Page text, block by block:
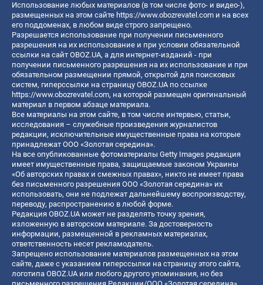
Использование любых материалов (в том числе фото- и видео-),
размещенных на этом сайте https://www.obozrevatel.com и на всех
его поддоменах, в любом виде строго запрещено.
Разрешается использование при получении письменного
разрешения на их использование и при условии обязательной
ссылки на сайт OBOZ.UA, а для интернет-изданий - при
получении письменного разрешения на их использование и при
обязательном размещении прямой, открытой для поисковых
систем, гиперссылки на страницу OBOZ.UA по ссылке
https://www.obozrevatel.com, на которой размещен оригинальный
материал в первом абзаце материала.
Все материалы на этом сайте, в том числе интервью, статьи,
исследования – служебные произведения журналистов
редакции, исключительные имущественные права на которые
принадлежат ООО «Золотая середина».
На все опубликованные фотоматериалы Getty Images редакция
имеет имущественные права, защищаемые законом Украины
«Об авторских правах и смежных правах», никто не имеет права
без письменного разрешения ООО «Золотая середина» их
использовать, они не подлежат дальнейшему воспроизводству,
переводу, распространению в любой форме.
Редакция OBOZ.UA может не разделять точку зрения,
изложенную в авторском материале. За достоверность
информации, размещенной в рекламных материалах,
ответственность несет рекламодатель.
Запрещено использование материалов размещенных на этом
сайте, даже с указанием гиперссылки на страницу этого сайта,
логотипа OBOZ.UA или любого другого упоминания, но без